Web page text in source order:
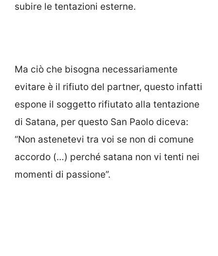
subire le tentazioni esterne.
Ma ciò che bisogna necessariamente
evitare è il rifiuto del partner, questo infatti
espone il soggetto rifiutato alla tentazione
di Satana, per questo San Paolo diceva:
“Non astenetevi tra voi se non di comune
accordo (…) perché satana non vi tenti nei
momenti di passione”.